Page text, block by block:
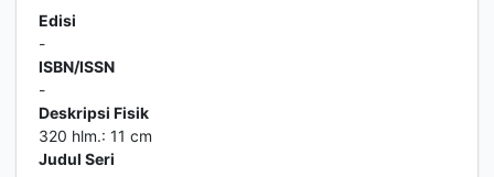
Edisi
-
ISBN/ISSN
-
Deskripsi Fisik
320 hlm.: 11 cm
Judul Seri